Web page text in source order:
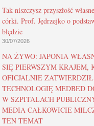
Tak niszczysz przyszłość
córki. Prof. Jędrzejko o
błędzie
30/07/2026
NA ŻYWO: JAPONIA
SIĘ PIERWSZYM KRAJEM,
OFICJALNIE ZATWIERDZIŁ
TECHNOLOGIĘ MEDBED
W SZPITALACH
MEDIA CAŁKOWICIE
TEN TEMAT